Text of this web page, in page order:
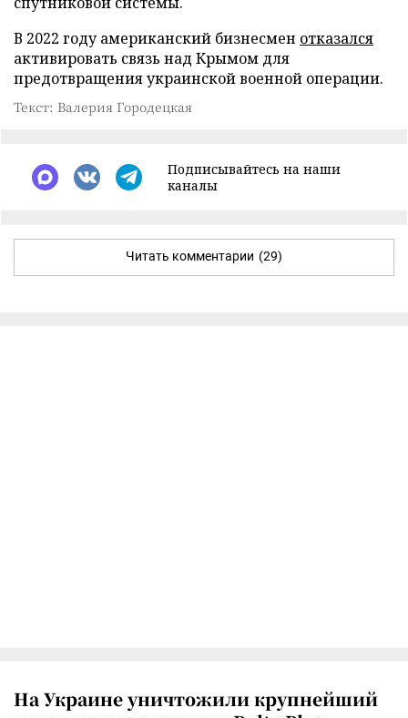
В 2022 году американский бизнесмен отказался
активировать связь над Крымом для
предотвращения украинской военной операции.
Текст: Валерия Городецкая
Подписывайтесь на наши
каналы
Читать комментарии (29)
На Украине уничтожили крупнейший